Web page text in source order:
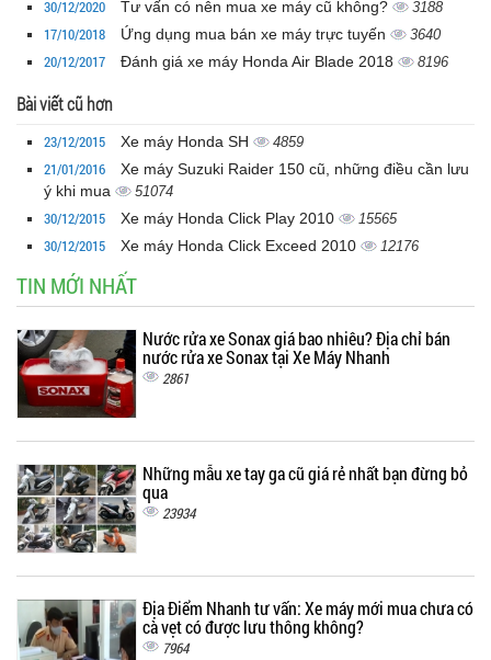
30/12/2020 Tư vấn có nên mua xe máy cũ không? 3188
17/10/2018 Ứng dụng mua bán xe máy trực tuyến 3640
20/12/2017 Đánh giá xe máy Honda Air Blade 2018 8196
Bài viết cũ hơn
23/12/2015 Xe máy Honda SH 4859
21/01/2016
Xe máy Suzuki Raider 150 cũ, những điều cần lưu
ý khi mua
51074
30/12/2015 Xe máy Honda Click Play 2010 15565
30/12/2015 Xe máy Honda Click Exceed 2010 12176
TIN MỚI NHẤT
Nước rửa xe Sonax giá bao nhiêu? Địa chỉ bán
nước rửa xe Sonax tại Xe Máy Nhanh
2861
Những mẫu xe tay ga cũ giá rẻ nhất bạn đừng bỏ
qua
23934
Địa Điểm Nhanh tư vấn: Xe máy mới mua chưa có
cà vẹt có được lưu thông không?
7964